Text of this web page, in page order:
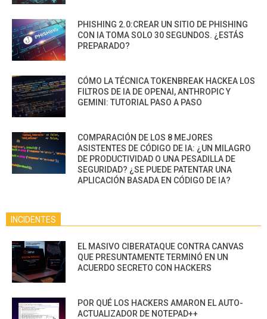
PHISHING 2.0:CREAR UN SITIO DE PHISHING
CON IA TOMA SOLO 30 SEGUNDOS. ¿ESTÁS
PREPARADO?
CÓMO LA TÉCNICA TOKENBREAK HACKEA LOS
FILTROS DE IA DE OPENAI, ANTHROPIC Y
GEMINI: TUTORIAL PASO A PASO
COMPARACIÓN DE LOS 8 MEJORES
ASISTENTES DE CÓDIGO DE IA: ¿UN MILAGRO
DE PRODUCTIVIDAD O UNA PESADILLA DE
SEGURIDAD? ¿SE PUEDE PATENTAR UNA
APLICACIÓN BASADA EN CÓDIGO DE IA?
INCIDENTES
EL MASIVO CIBERATAQUE CONTRA CANVAS
QUE PRESUNTAMENTE TERMINÓ EN UN
ACUERDO SECRETO CON HACKERS
POR QUÉ LOS HACKERS AMARON EL AUTO-
ACTUALIZADOR DE NOTEPAD++